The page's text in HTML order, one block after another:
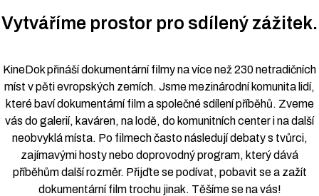
Vytváříme prostor pro sdílený zážitek.
KineDok přináší dokumentární filmy na více než 230 netradičních
míst v pěti evropských zemích. Jsme mezinárodní komunita lidí,
které baví dokumentární film a společné sdílení příběhů. Zveme
vás do galerií, kaváren, na lodě, do komunitních center i na další
neobvyklá místa. Po filmech často následují debaty s tvůrci,
zajímavými hosty nebo doprovodný program, který dává
příběhům další rozměr. Přijďte se podívat, pobavit se a zažít
dokumentární film trochu jinak. Těšíme se na vás!